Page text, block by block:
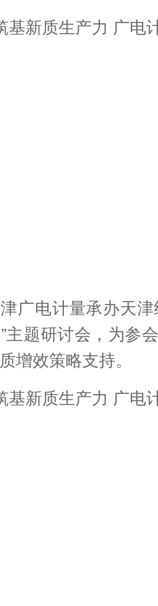
电计量承办天津
主题研讨会，为参
增效策略支持。